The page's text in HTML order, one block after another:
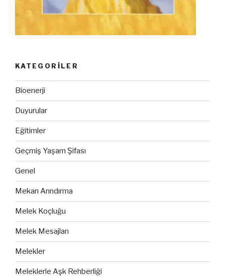
KATEGORILER
Bioenerji
Duyurular
Eğitimler
Geçmiş Yaşam Şifası
Genel
Mekan Arındırma
Melek Koçluğu
Melek Mesajları
Melekler
Meleklerle Aşk Rehberliği